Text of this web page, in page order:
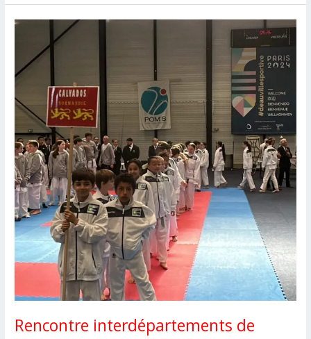
ceinture
noire
dan
au
CSKS14
Rencontre interdépartements de